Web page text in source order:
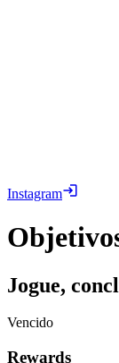
Instagram
Jogue,
Vencido
Rewards